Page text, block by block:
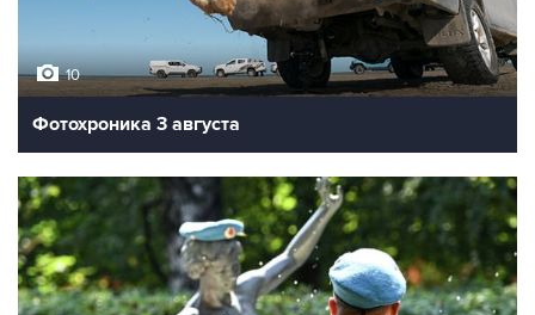
10
Фотохроника 3 августа